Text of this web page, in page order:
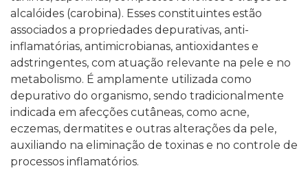
alcalóides (carobina). Esses constituintes estão
associados a propriedades depurativas, anti-
inflamatórias, antimicrobianas, antioxidantes e
adstringentes, com atuação relevante na pele e no
metabolismo. É amplamente utilizada como
depurativo do organismo, sendo tradicionalmente
indicada em afecções cutâneas, como acne,
eczemas, dermatites e outras alterações da pele,
auxiliando na eliminação de toxinas e no controle de
processos inflamatórios.